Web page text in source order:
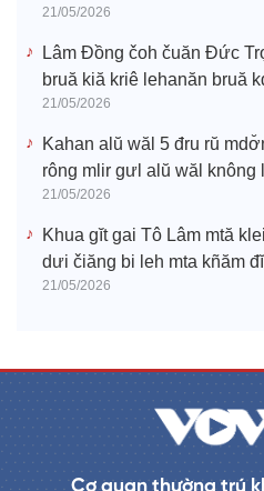
21/05/2026
Lâm Đồng čoh čuăn Đức
bruă kiă kriê lehanăn bruă
21/05/2026
Kahan alŭ wăl 5 đru rŭ
rông mlir gưl alŭ wăl knông
21/05/2026
Khua gĭt gai Tô Lâm mtă
dưi čiăng bi leh mta kñăm
21/05/2026
Cơ quan thường trú